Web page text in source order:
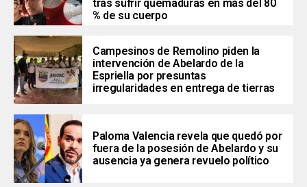
tras sufrir quemaduras en más del 80
% de su cuerpo
Campesinos de Remolino piden la
intervención de Abelardo de la
Espriella por presuntas
irregularidades en entrega de tierras
Paloma Valencia revela que quedó por
fuera de la posesión de Abelardo y su
ausencia ya genera revuelo político